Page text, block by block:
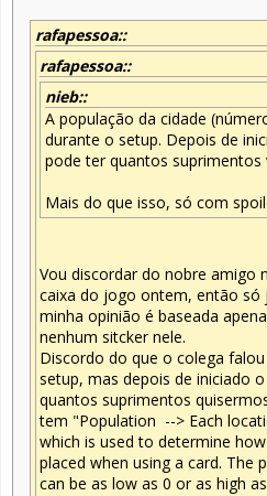
rafapessoa::
rafapessoa::
nieb::
A população da cidade
durante o setup. Depois de
pode ter quantos suprimentos
Mais do que isso, só com
Vou discordar do nobre amigo
caixa do jogo ontem, então
minha opinião é baseada
nenhum sitcker nele.
Discordo do que o colega
setup, mas depois de iniciado
quantos suprimentos
tem "Population --> Each
which is used to determine
placed when using a card. The
can be as low as 0 or as high